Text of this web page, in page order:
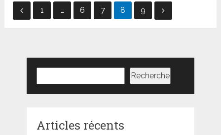
Pagination
des
1 … 6 7 8 9
Recherche
Articles récents